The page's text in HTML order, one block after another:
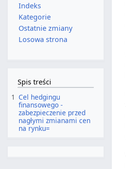
Indeks
Kategorie
Ostatnie zmiany
Losowa strona
Spis treści
1 Cel hedgingu
finansowego -
zabezpieczenie przed
nagłymi zmianami cen
na rynku=